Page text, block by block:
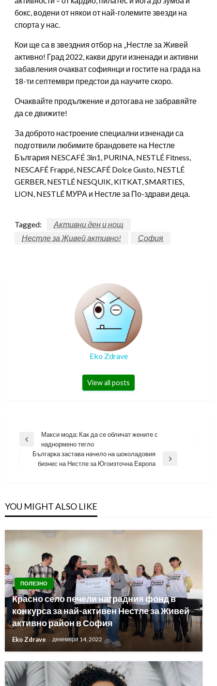
бокс, водени от някои от най-големите звезди на
спорта у нас.
Кои ще са в звездния отбор на „Нестле за Живей
активно! Град 2022, какви други изненади и активни
забавления очакват софиянци и гостите на града на
18-ти септември предстои да научите скоро.
Очаквайте продължение и дотогава не забравяйте
да се движите!
За доброто настроение специални изненади са
подготвили любимите брандовете на Нестле
България NESCAFÉ 3in1, PURINA, NESTLÉ Fitness,
NESCAFÉ Frappé, NESCAFÉ Dolce Gusto, NESTLÉ
GERBER, NESTLÉ NESQUIK, KITKAT, SMARTIES,
LION, NESTLÉ МУРА и Нестле за По-здрави деца.
Tagged:
Активни ден и нощ
Нестле за Живей активно!
София
Eko Zdrave
View all posts
Навигация
Previous
Макси мода: Как да се обличат жените с
наднормено тегло
Next
Българка застава начело на шоколадовия
бизнес на Нестле за Югоизточна Европа
YOU MIGHT ALSO LIKE
ПОЛЕЗНО
Красно село печели наградния фонд в
конкурса за най-активен Нестле за Живей
активно район в София
Eko Zdrave декември 14, 2022